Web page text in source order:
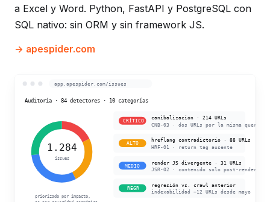
a Excel y Word. Python, FastAPI y PostgreSQL con
SQL nativo: sin ORM y sin framework JS.
apespider.com